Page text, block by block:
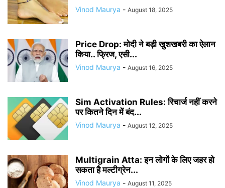
Vinod Maurya - August 18, 2025
Price Drop: मोदी ने बड़ी खुशखबरी का ऐलान
किया.. फ्रिज, एसी...
Vinod Maurya - August 16, 2025
Sim Activation Rules: रिचार्ज नहीं करने
पर कितने दिन में बंद...
Vinod Maurya - August 12, 2025
Multigrain Atta: इन लोगों के लिए जहर हो
सकता है मल्टीग्रेन...
Vinod Maurya - August 11, 2025